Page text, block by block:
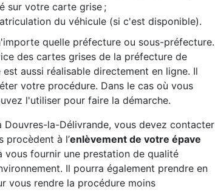
sur votre carte grise ;
du véhicule (si c'est disponible).
quelle préfecture ou sous-préfecture.
des cartes grises de la préfecture de
aussi réalisable directement en ligne. Il
votre procédure. Dans le cas où vous
l'utiliser pour faire la démarche.
la-Délivrande, vous devez contacter
procèdent à l’enlèvement de votre épave
vous fournir une prestation de qualité
Il pourra également prendre en
vous rendre la procédure moins